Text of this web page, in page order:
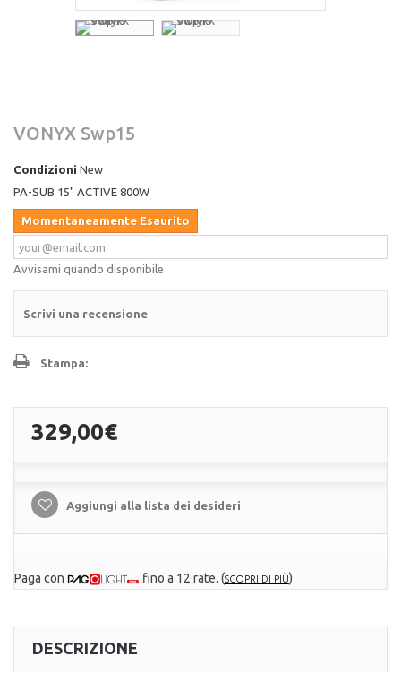
VONYX Swp15
Condizioni New
PA-SUB 15" ACTIVE 800W
Momentaneamente Esaurito
Avvisami quando disponibile
Scrivi una recensione
Stampa:
329,00€
Aggiungi alla lista dei desideri
Paga con fino a 12 rate. (SCOPRI DI PIÙ)
DESCRIZIONE